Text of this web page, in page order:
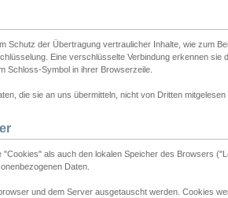
Schutz der Übertragung vertraulicher Inhalte, wie zum
Eine verschlüsselte Verbindung erkennen sie
Schloss-Symbol in ihrer Browserzeile.
die sie an uns übermitteln, nicht von Dritten mitgelesen
als auch den lokalen Speicher des Browsers
Daten.
und dem Server ausgetauscht werden. Cookies